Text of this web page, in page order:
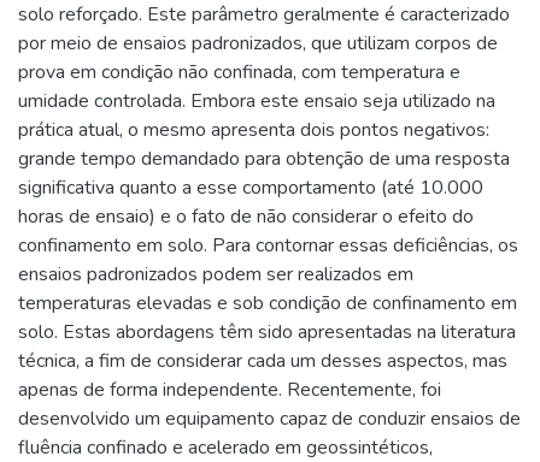
solo reforçado. Este parâmetro geralmente é caracterizado
por meio de ensaios padronizados, que utilizam corpos de
prova em condição não confinada, com temperatura e
umidade controlada. Embora este ensaio seja utilizado na
prática atual, o mesmo apresenta dois pontos negativos:
grande tempo demandado para obtenção de uma resposta
significativa quanto a esse comportamento (até 10.000
horas de ensaio) e o fato de não considerar o efeito do
confinamento em solo. Para contornar essas deficiências, os
ensaios padronizados podem ser realizados em
temperaturas elevadas e sob condição de confinamento em
solo. Estas abordagens têm sido apresentadas na literatura
técnica, a fim de considerar cada um desses aspectos, mas
apenas de forma independente. Recentemente, foi
desenvolvido um equipamento capaz de conduzir ensaios de
fluência confinado e acelerado em geossintéticos,